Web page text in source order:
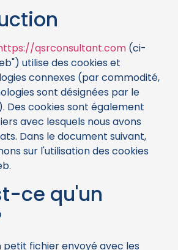
qsrconsultant.com (ci-
utilise des cookies et
connexes (par commodité,
sont désignées par le
Des cookies sont également
avec lesquels nous avons
Dans le document suivant,
sur l'utilisation des cookies
ce qu'un
petit fichier envoyé avec les